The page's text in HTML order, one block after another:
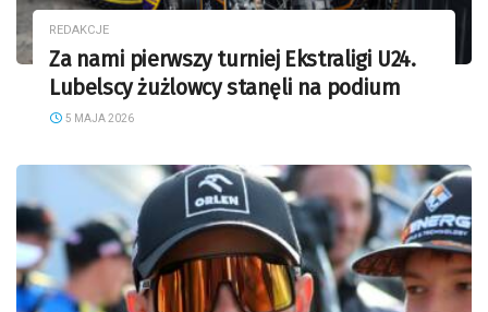
REDAKCJE
Za nami pierwszy turniej Ekstraligi U24.
Lubelscy żużlowcy stanęli na podium
5 MAJA 2026